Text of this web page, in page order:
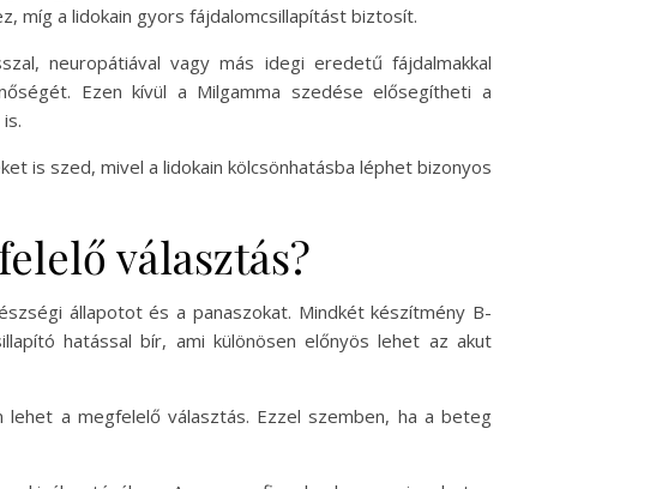
míg a lidokain gyors fájdalomcsillapítást biztosít.
neuropátiával vagy más idegi eredetű fájdalmakkal
Ezen kívül a Milgamma szedése elősegítheti a
is szed, mivel a lidokain kölcsönhatásba léphet bizonyos
választás?
állapotot és a panaszokat. Mindkét készítmény B-
hatással bír, ami különösen előnyös lehet az akut
lehet a megfelelő választás. Ezzel szemben, ha a beteg